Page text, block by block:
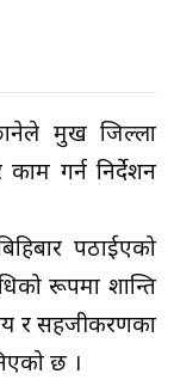
प्रमुख जिल्ला
गर्न निर्देशन
पठाईएको
रूपमा शान्ति
र सहजीकरणका
छ ।